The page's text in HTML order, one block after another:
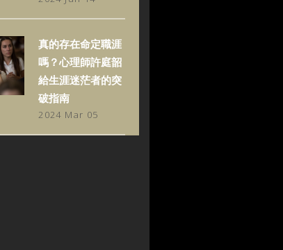
真的存在命定職涯
嗎？心理師許庭韶
給生涯迷茫者的突
破指南
2024 Mar 05